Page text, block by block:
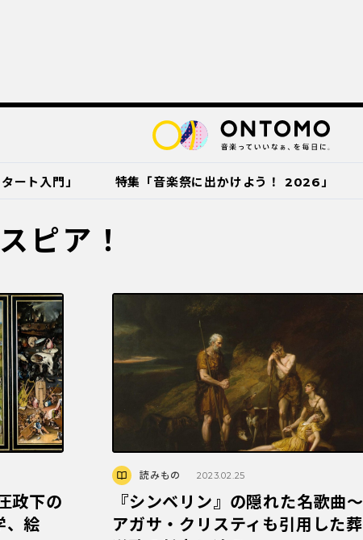
ート入門」 特集「音楽祭に出かけよう！ 2026」
ピア！
政下の
、絵
読みもの 2023.02.25
『シンベリン』の隠れた名歌曲〜
アガサ・クリスティも引用した葬